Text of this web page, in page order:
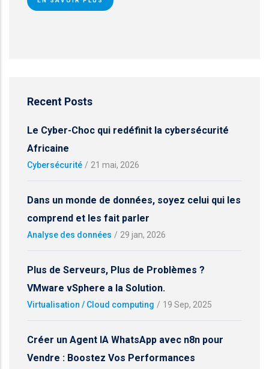
Recent Posts
Le Cyber-Choc qui redéfinit la cybersécurité
Africaine
Cybersécurité / 21 mai, 2026
Dans un monde de données, soyez celui qui les
comprend et les fait parler
Analyse des données / 29 jan, 2026
Plus de Serveurs, Plus de Problèmes ?
VMware vSphere a la Solution.
Virtualisation / Cloud computing / 19 Sep, 2025
Créer un Agent IA WhatsApp avec n8n pour
Vendre : Boostez Vos Performances